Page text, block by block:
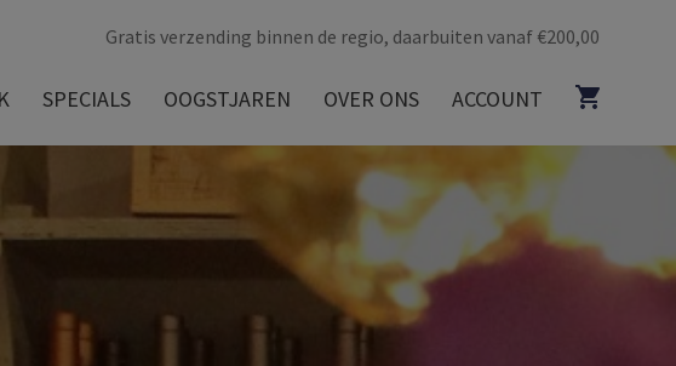
Gratis verzending binnen de regio, daarbuiten vanaf €200,00
SPECIALS OOGSTJAREN OVER ONS ACCOUNT